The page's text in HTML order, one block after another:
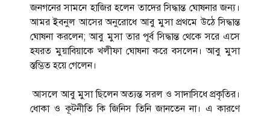
জনগনের সামনে হাজির হলেন তাদের সিদ্ধান্ত ঘোষনার জন্য।
আমর ইবনুল আসের অনুরোধে আবু মুসা প্রথমে উঠে সিদ্ধান্ত
ঘোষনা করলেন; আবু মুসা তার পূর্ব সিদ্ধান্ত থেকে সরে এসে
হযরত মুয়াবিয়াকে খলীফা ঘোষনা করে বসলেন। আবু মুসা
স্তম্ভিত হয়ে গেলেন।
আসলে আবু মুসা ছিলেন অত্যন্ত সরল ও সাদাসিধে প্রকৃতির।
ধোকা ও কূটনীতি কি জিনিস তিনি জানতেন না। এ কারণে